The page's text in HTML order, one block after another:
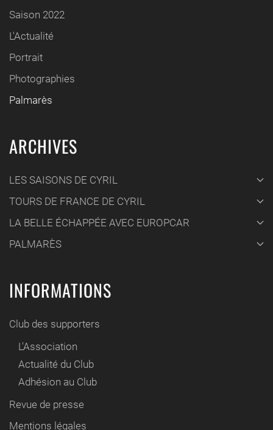
Saison 2022
L'Actualité
Portrait
Photographies
Palmarès
ARCHIVES
LES SAISONS DE CYRIL
TOURS DE FRANCE DE CYRIL
LA BELLE ÉCHAPPÉE AVEC EUROPCAR
PALMARÈS
INFORMATIONS
Club des supporters
L'Association
Actualité du Club
Adhésion au Club
Revue de presse
Mentions légales